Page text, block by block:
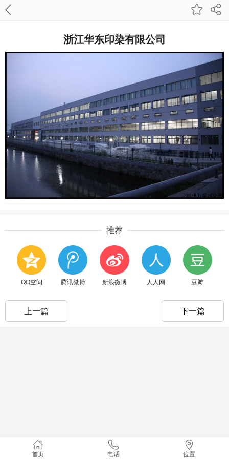
浙江华东印染有限公司
推荐
QQ空间 腾讯微博 新浪微博 人人网 豆瓣
上一篇 下一篇
首页 电话 位置